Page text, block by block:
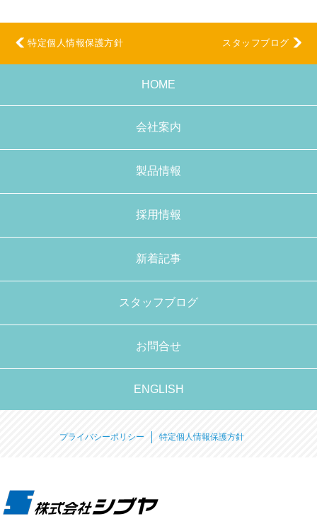
特定個人情報保護方針 スタッフブログ
HOME
会社案内
製品情報
採用情報
新着記事
スタッフブログ
お問合せ
ENGLISH
プライバシーポリシー 特定個人情報保護方針